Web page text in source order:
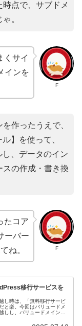
点で、サブドメ
。
F
くサイ
インを
作ったうえで、
】を使って、
、データのイン
スの作成・書き換
F
たコア
ーバー
ね。
移行サービスを
し時は、「無料移行サービ
と楽。今回はバリュードメ
しし、バリュードメインの